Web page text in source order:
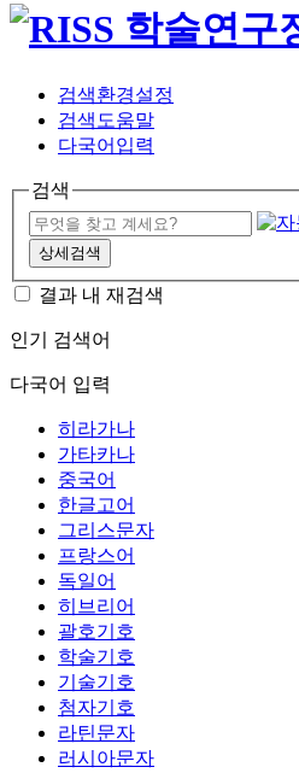
검색환경설정
검색도움말
다국어입력
검색
상세검색
결과 내 재검색
인기 검색어
다국어 입력
히라가나
가타카나
중국어
한글고어
그리스문자
프랑스어
독일어
히브리어
괄호기호
학술기호
기술기호
첨자기호
라틴문자
러시아문자